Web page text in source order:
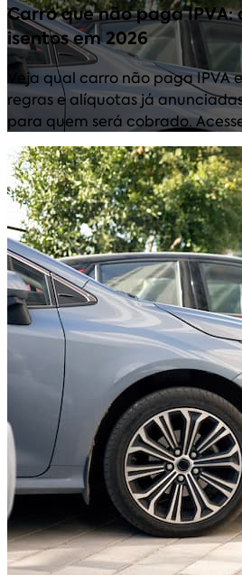
Carro que não paga IPVA:
isentos em 2026
Veja qual carro não paga IPVA
regras e alíquotas já
para quem será cobrado.